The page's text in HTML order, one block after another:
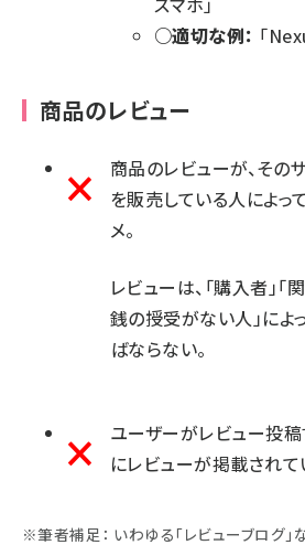
○適切な例： 「
商品のレビュー
商品のレビューが、その
を販売している人によ
メ。
レビューは、「購入者」
銭の授受がない人」に
ばならない。
ユーザーがレビュー投
にレビューが掲載されて
※筆者補足： いわゆる「レビューブログ」